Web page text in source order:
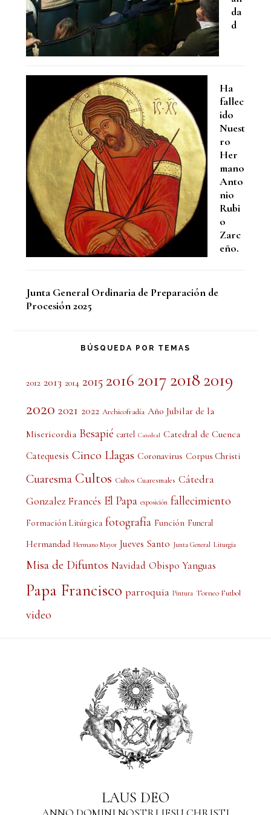
da
d
Ha
fallec
ido
Nuest
ro
Her
mano
Anto
nio
Rubi
o
Zarc
eño.
Junta General Ordinaria de Preparación de
Procesión 2025
BÚSQUEDA POR TEMAS
2012 2013 2014 2015 2016 2017 2018 2019
2020 2021 2022 Archicofradía Año Jubilar de la
Misericordia Besapié cartel Catedral Catedral de Cuenca
Catequesis Cinco Llagas Coronavirus Corpus Christi
Cuaresma Cultos Cultos Cuaresmales Cátedra
Gonzalez Francés El Papa exposición fallecimiento
Formación Litúrgica fotografía Función Funeral
Hermandad Hermano Mayor Jueves Santo Junta General Liturgia
Misa de Difuntos Navidad Obispo Yanguas
Papa Francisco parroquia Pintura Torneo Futbol
video
LAUS DEO